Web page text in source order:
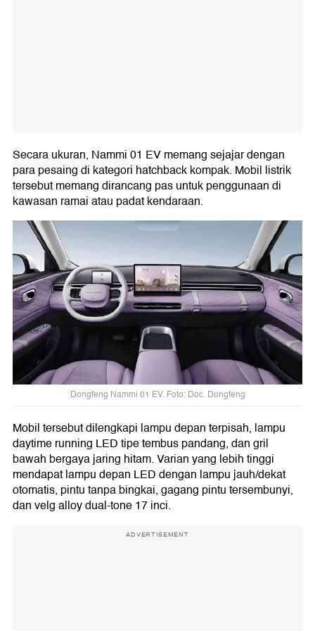
Secara ukuran, Nammi 01 EV memang sejajar dengan
para pesaing di kategori hatchback kompak. Mobil listrik
tersebut memang dirancang pas untuk penggunaan di
kawasan ramai atau padat kendaraan.
Dongfeng Nammi 01 EV. Foto: Doc. Dongfeng
Mobil tersebut dilengkapi lampu depan terpisah, lampu
daytime running LED tipe tembus pandang, dan gril
bawah bergaya jaring hitam. Varian yang lebih tinggi
mendapat lampu depan LED dengan lampu jauh/dekat
otomatis, pintu tanpa bingkai, gagang pintu tersembunyi,
dan velg alloy dual-tone 17 inci.
ADVERTISEMENT